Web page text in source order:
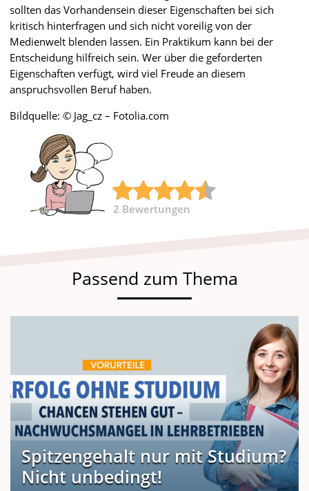
sollten das Vorhandensein dieser Eigenschaften bei sich
kritisch hinterfragen und sich nicht voreilig von der
Medienwelt blenden lassen. Ein Praktikum kann bei der
Entscheidung hilfreich sein. Wer über die geforderten
Eigenschaften verfügt, wird viel Freude an diesem
anspruchsvollen Beruf haben.
Bildquelle: © Jag_cz – Fotolia.com
2 Bewertungen
Passend zum Thema
Spitzengehalt nur mit Studium?
Nicht unbedingt!